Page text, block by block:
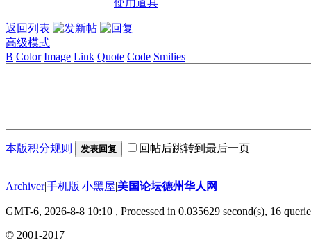
返回列表
高级模式
B Color Image Link Quote Code Smilies
本版积分规则 发表回复 回帖后跳转到最后一页
Archiver|手机版|小黑屋|美国论坛德州华人网
GMT-6, 2026-8-8 10:10 , Processed in 0.035629 second(s), 16
© 2001-2017